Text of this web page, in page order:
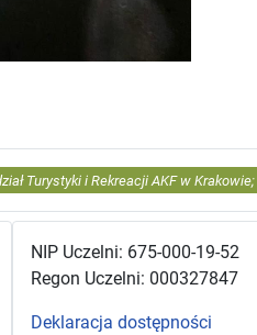
Rekreacją i Rozrywką w
Turystyki i Rekreacji AKF w
NIP Uczelni: 675-000-19-52
Regon Uczelni: 000327847
Deklaracja dostępności